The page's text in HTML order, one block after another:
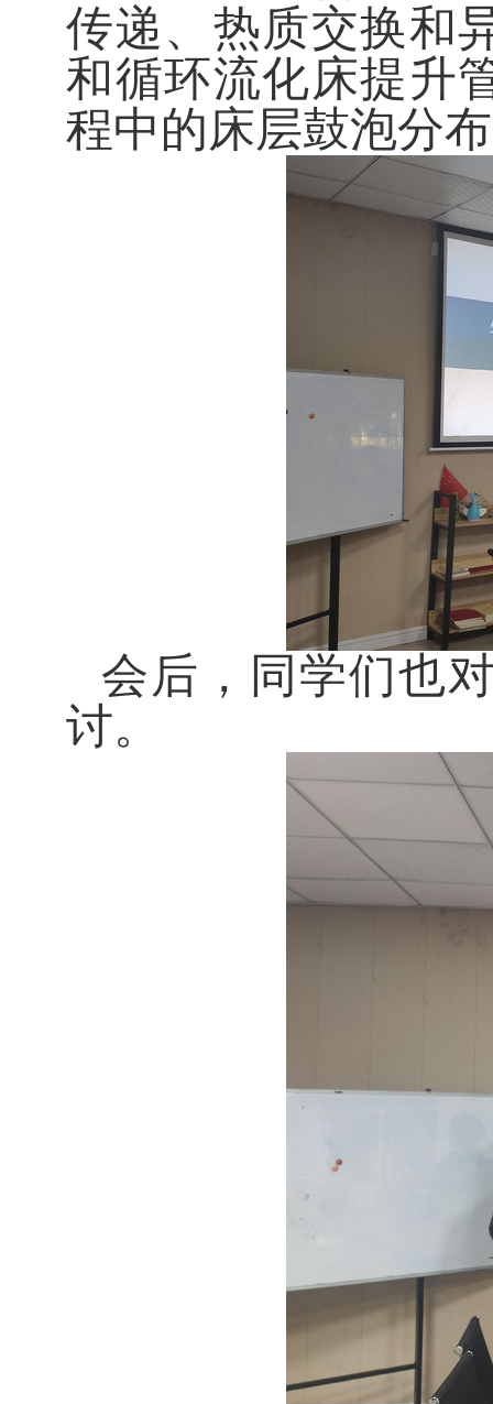
传递、热质交换和
和循环流化床提升
程中的床层鼓泡分
会后，同学们也
讨。